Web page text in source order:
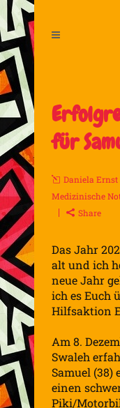
für
Daniela Ernst
Medizinische
Share
Das Jahr
alt und ich
neue Jahr
ich es Euch
Hilfsaktion
Am 8.
Swaleh
Samuel (38)
einen
Piki/